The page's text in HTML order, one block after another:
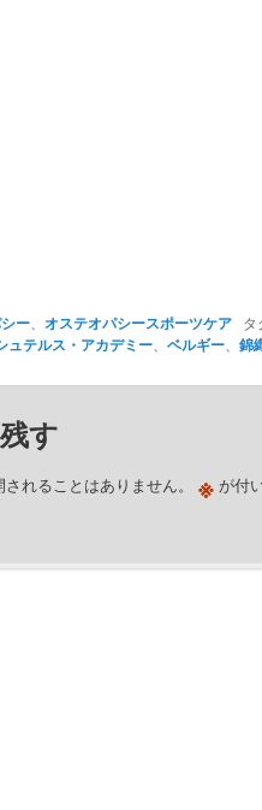
ー、 オステオパシースポーツケアタ
ュテルス・アカデミー、 ベルギー、 錦
す
れることはありません。 ※が付